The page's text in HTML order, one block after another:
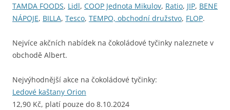
TAMDA FOODS, Lidl, COOP Jednota Mikulov, Ratio, JIP, BENE
NÁPOJE, BILLA, Tesco, TEMPO, obchodní družstvo, FLOP.
Nejvíce akčních nabídek na čokoládové tyčinky naleznete v
obchodě Albert.
Nejvýhodnější akce na čokoládové tyčinky:
Ledové kaštany Orion
12,90 Kč, platí pouze do 8.10.2024